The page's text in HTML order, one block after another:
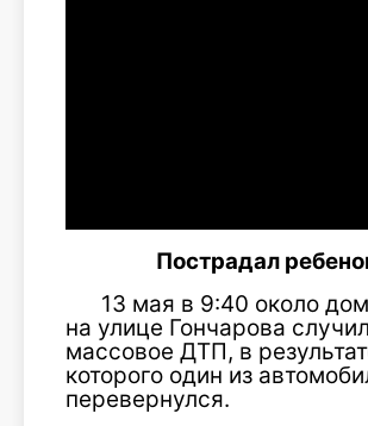
Пострадал
13 мая в 9:40 около
на улице Гончарова
массовое ДТП, в
которого один из
перевернулся.